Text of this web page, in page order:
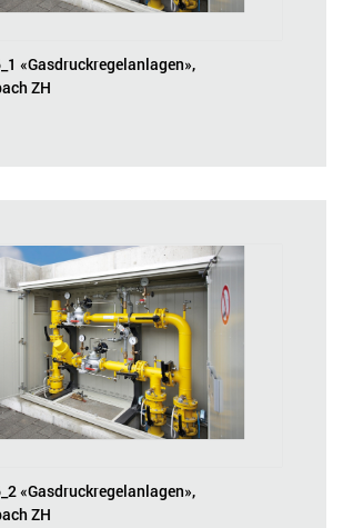
«Gasdruckregelanlagen»,
ZH
«Gasdruckregelanlagen»,
ZH